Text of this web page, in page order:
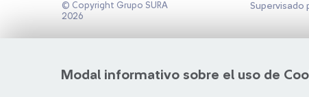
Modal informativo sobre el uso de
© Copyright Grupo SURA
2026
Supervisado